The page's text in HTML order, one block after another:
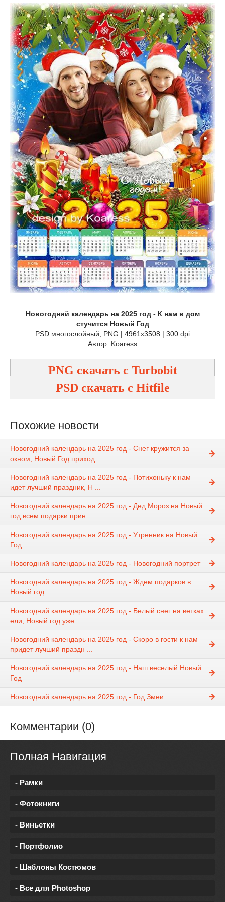
Новогодний календарь на 2025 год - К нам в дом
стучится Новый Год
PSD многослойный, PNG | 4961x3508 | 300 dpi
Автор: Koaress
PNG cкачать с Turbobit
PSDcкачать с Hitfile
Похожие новости
Новогодний календарь на 2025 год - Снег кружится за
окном, Новый Год приход ...
Новогодний календарь на 2025 год - Потихоньку к нам
идет лучший праздник, Н ...
Новогодний календарь на 2025 год - Дед Мороз на Новый
год всем подарки прин ...
Новогодний календарь на 2025 год - Утренник на Новый
Год
Новогодний календарь на 2025 год - Новогодний портрет
Новогодний календарь на 2025 год - Ждем подарков в
Новый год
Новогодний календарь на 2025 год - Белый снег на ветках
ели, Новый год уже ...
Новогодний календарь на 2025 год - Cкоро в гости к нам
придет лучший праздн ...
Новогодний календарь на 2025 год - Наш веселый Новый
Год
Новогодний календарь на 2025 год - Год Змеи
Комментарии (0)
Полная Навигация
- Рамки
- Фотокниги
- Виньетки
- Портфолио
- Шаблоны Костюмов
- Все для Photoshop